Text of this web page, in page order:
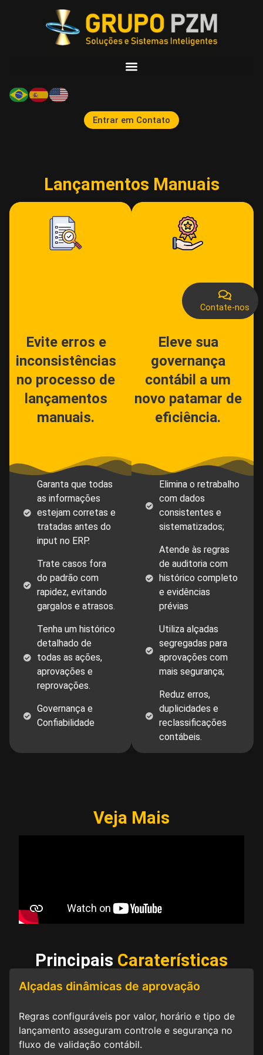
Entrar em Contato
Lançamentos Manuais
Evite erros e
inconsistências
no processo de
lançamentos
manuais.
Garanta que todas
as informações
estejam corretas e
tratadas antes do
input no ERP.
Trate casos fora
do padrão com
rapidez, evitando
gargalos e atrasos.
Tenha um histórico
detalhado de
todas as ações,
aprovações e
reprovações.
Governança e
Confiabilidade
Eleve sua
governança
contábil a um
novo patamar de
eficiência.
Elimina o retrabalho
com dados
consistentes e
sistematizados;
Atende às regras
de auditoria com
histórico completo
e evidências
prévias
Utiliza alçadas
segregadas para
aprovações com
mais segurança;
Reduz erros,
duplicidades e
reclassificações
contábeis.
Veja Mais
Principais Caraterísticas
Alçadas dinâmicas de aprovação
Regras configuráveis por valor, horário e tipo de
lançamento asseguram controle e segurança no
fluxo de validação contábil.
Contate-nos